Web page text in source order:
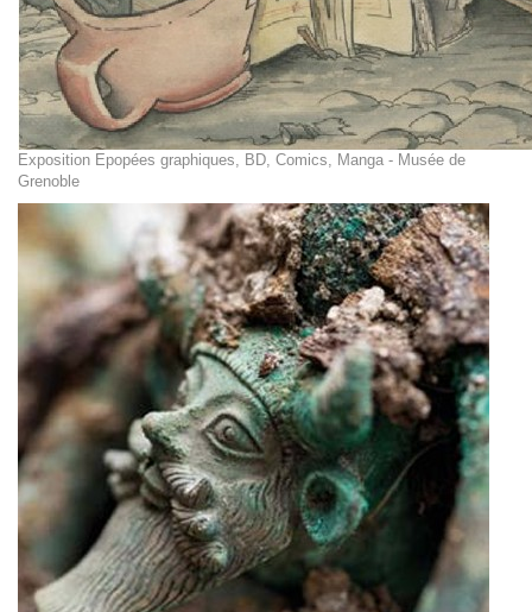
Exposition Epopées graphiques, BD, Comics, Manga - Musée de
Grenoble